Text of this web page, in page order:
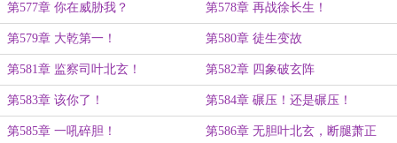
第577章 你在威胁我？ 第578章 再战徐长生！
第579章 大乾第一！ 第580章 徒生变故
第581章 监察司叶北玄！ 第582章 四象破玄阵
第583章 该你了！ 第584章 碾压！还是碾压！
第585章 一吼碎胆！ 第586章 无胆叶北玄，断腿萧正